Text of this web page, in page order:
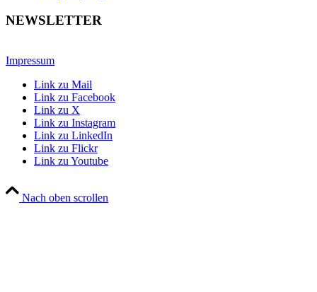
NEWSLETTER
Impressum
Link zu Mail
Link zu Facebook
Link zu X
Link zu Instagram
Link zu LinkedIn
Link zu Flickr
Link zu Youtube
Nach oben scrollen